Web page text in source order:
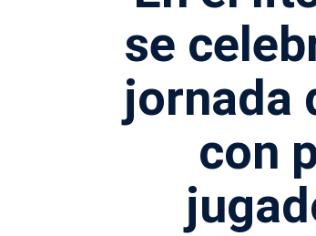
se
jornada
con